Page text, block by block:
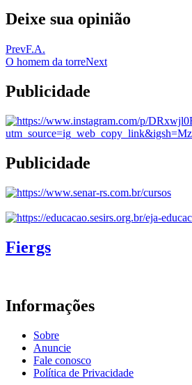
Deixe sua opinião
PrevF.A.
O homem da torreNext
Publicidade
Publicidade
Fiergs
Informações
Sobre
Anuncie
Fale conosco
Política de Privacidade